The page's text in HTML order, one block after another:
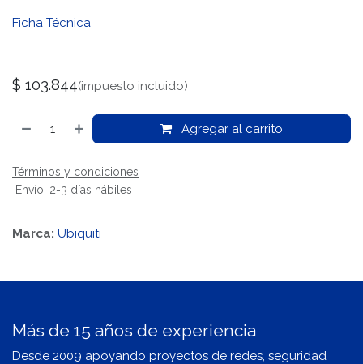
Ficha Técnica
$ 103.844(impuesto incluido)
Agregar al carrito
Términos y condiciones
Envío: 2-3 días hábiles
Marca: Ubiquiti
Más de 15 años de experiencia
Desde 2009 apoyando proyectos de redes, seguridad